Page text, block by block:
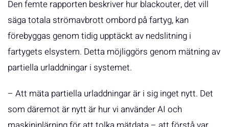
Den femte rapporten beskriver hur blackouter, det vill
säga totala strömavbrott ombord på fartyg, kan
förebyggas genom tidig upptäckt av nedslitning i
fartygets elsystem. Detta möjliggörs genom mätning av
partiella urladdningar i systemet.
– Att mäta partiella urladdningar är i sig inget nytt. Det
som däremot är nytt är hur vi använder AI och